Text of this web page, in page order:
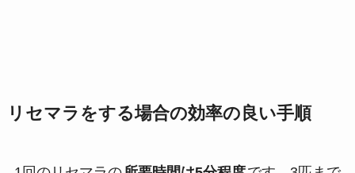
リセマラをする場合の効率の良い手順